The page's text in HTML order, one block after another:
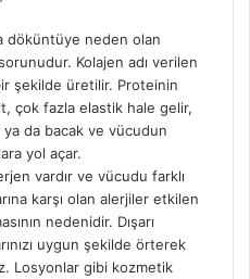
döküntüye neden olan
Kolajen adı verilen
şekilde üretilir. Proteinin
çok fazla elastik hale gelir,
ya da bacak ve vücudun
yol açar.
vardır ve vücudu farklı
karşı olan alerjiler etkilen
nedenidir. Dışarı
uygun şekilde örterek
Losyonlar gibi kozmetik